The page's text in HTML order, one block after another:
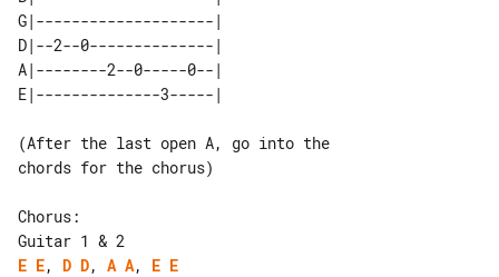
G|--------------------|
D|--2--0--------------|
A|--------2--0-----0--|
(After the last open A, go into the
chords for the chorus)
Chorus:
E E, D D, A A, E E